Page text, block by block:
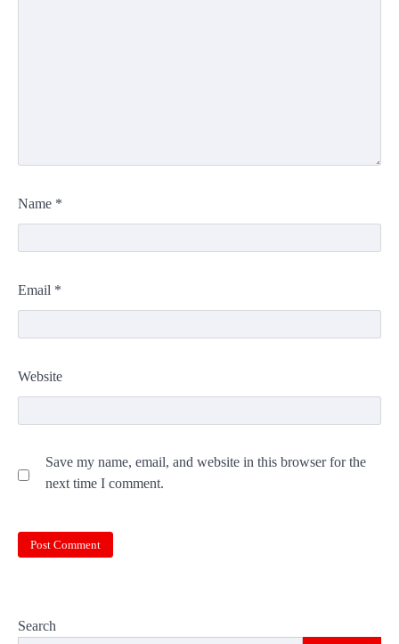
Name *
Email *
Website
Save my name, email, and website in this browser for the
next time I comment.
Search